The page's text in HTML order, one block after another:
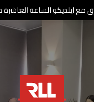
مع ايلديكو الساعة العاشرة